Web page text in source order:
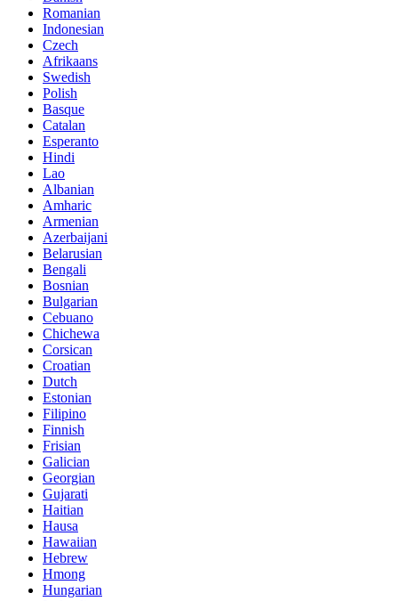
Romanian
Indonesian
Czech
Afrikaans
Swedish
Polish
Basque
Catalan
Esperanto
Hindi
Lao
Albanian
Amharic
Armenian
Azerbaijani
Belarusian
Bengali
Bosnian
Bulgarian
Cebuano
Chichewa
Corsican
Croatian
Dutch
Estonian
Filipino
Finnish
Frisian
Galician
Georgian
Gujarati
Haitian
Hausa
Hawaiian
Hebrew
Hmong
Hungarian